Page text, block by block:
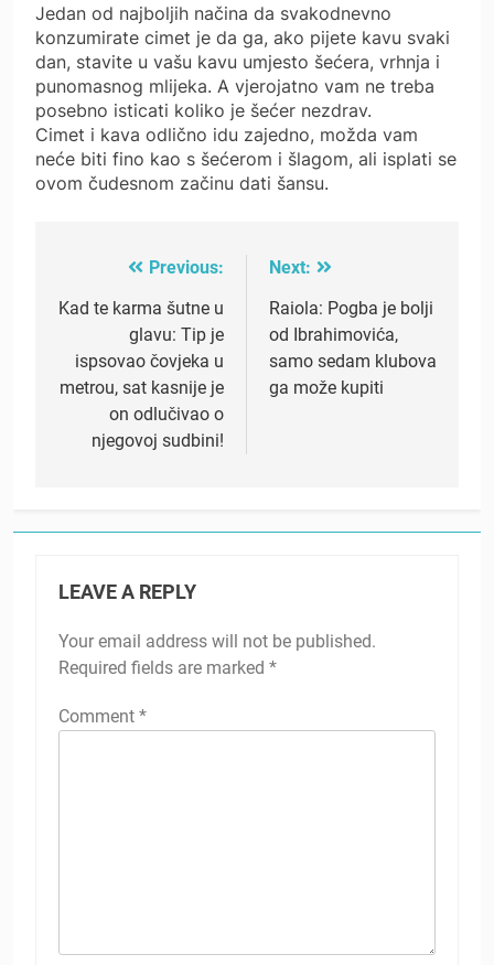
Jedan od najboljih načina da svakodnevno
konzumirate cimet je da ga, ako pijete kavu svaki
dan, stavite u vašu kavu umjesto šećera, vrhnja i
punomasnog mlijeka. A vjerojatno vam ne treba
posebno isticati koliko je šećer nezdrav.
Cimet i kava odlično idu zajedno, možda vam
neće biti fino kao s šećerom i šlagom, ali isplati se
ovom čudesnom začinu dati šansu.
navigation
Previous:
Kad te karma šutne u
glavu: Tip je
ispsovao čovjeka u
metrou, sat kasnije je
on odlučivao o
njegovoj sudbini!
Next:
Raiola: Pogba je bolji
od Ibrahimovića,
samo sedam klubova
ga može kupiti
LEAVE A REPLY
Your email address will not be published.
Required fields are marked *
Comment *